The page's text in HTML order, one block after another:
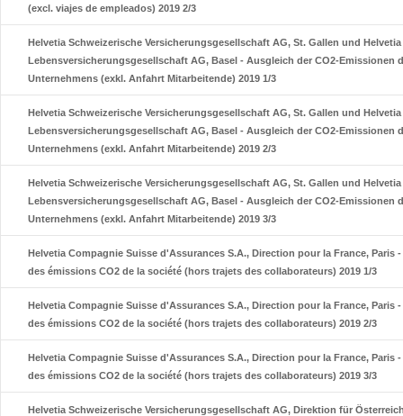
(excl. viajes de empleados) 2019 2/3
Helvetia Schweizerische Versicherungsgesellschaft AG, St. Gallen und
Lebensversicherungsgesellschaft AG, Basel - Ausgleich der CO2-Emissionen
Unternehmens (exkl. Anfahrt Mitarbeitende) 2019 1/3
Helvetia Schweizerische Versicherungsgesellschaft AG, St. Gallen und
Lebensversicherungsgesellschaft AG, Basel - Ausgleich der CO2-Emissionen
Unternehmens (exkl. Anfahrt Mitarbeitende) 2019 2/3
Helvetia Schweizerische Versicherungsgesellschaft AG, St. Gallen und
Lebensversicherungsgesellschaft AG, Basel - Ausgleich der CO2-Emissionen
Unternehmens (exkl. Anfahrt Mitarbeitende) 2019 3/3
Helvetia Compagnie Suisse d'Assurances S.A., Direction pour la France, Paris
des émissions CO2 de la société (hors trajets des collaborateurs) 2019 1/3
Helvetia Compagnie Suisse d'Assurances S.A., Direction pour la France, Paris
des émissions CO2 de la société (hors trajets des collaborateurs) 2019 2/3
Helvetia Compagnie Suisse d'Assurances S.A., Direction pour la France, Paris
des émissions CO2 de la société (hors trajets des collaborateurs) 2019 3/3
Helvetia Schweizerische Versicherungsgesellschaft AG, Direktion für